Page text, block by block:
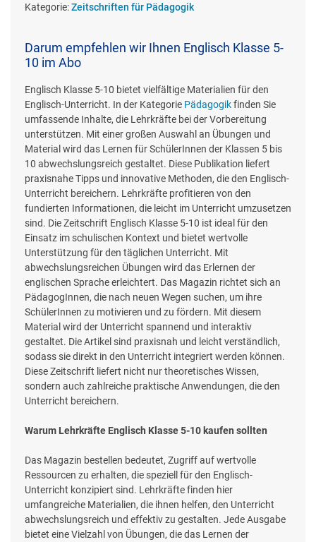
Kategorie:Zeitschriften für Pädagogik
Darum empfehlen wir Ihnen Englisch Klasse 5-
10 im Abo
Englisch Klasse 5-10 bietet vielfältige Materialien für den
Englisch-Unterricht. In der Kategorie Pädagogikfinden Sie
umfassende Inhalte, die Lehrkräfte bei der Vorbereitung
unterstützen. Mit einer großen Auswahl an Übungen und
Material wird das Lernen für SchülerInnen der Klassen 5 bis
10 abwechslungsreich gestaltet. Diese Publikation liefert
praxisnahe Tipps und innovative Methoden, die den Englisch-
Unterricht bereichern. Lehrkräfte profitieren von den
fundierten Informationen, die leicht im Unterricht umzusetzen
sind. Die Zeitschrift Englisch Klasse 5-10 ist ideal für den
Einsatz im schulischen Kontext und bietet wertvolle
Unterstützung für den täglichen Unterricht. Mit
abwechslungsreichen Übungen wird das Erlernen der
englischen Sprache erleichtert. Das Magazin richtet sich an
PädagogInnen, die nach neuen Wegen suchen, um ihre
SchülerInnen zu motivieren und zu fördern. Mit diesem
Material wird der Unterricht spannend und interaktiv
gestaltet. Die Artikel sind praxisnah und leicht verständlich,
sodass sie direkt in den Unterricht integriert werden können.
Diese Zeitschrift liefert nicht nur theoretisches Wissen,
sondern auch zahlreiche praktische Anwendungen, die den
Unterricht bereichern.
Warum Lehrkräfte Englisch Klasse 5-10 kaufen sollten
Das Magazin bestellen bedeutet, Zugriff auf wertvolle
Ressourcen zu erhalten, die speziell für den Englisch-
Unterricht konzipiert sind. Lehrkräfte finden hier
umfangreiche Materialien, die ihnen helfen, den Unterricht
abwechslungsreich und effektiv zu gestalten. Jede Ausgabe
bietet eine Vielzahl von Übungen, die das Lernen der